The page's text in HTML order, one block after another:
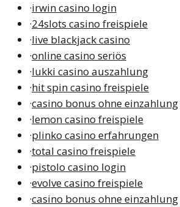
·irwin casino login
·24slots casino freispiele
·live blackjack casino
·online casino seriös
·lukki casino auszahlung
·hit spin casino freispiele
·casino bonus ohne einzahlung
·lemon casino freispiele
·plinko casino erfahrungen
·total casino freispiele
·pistolo casino login
·evolve casino freispiele
·casino bonus ohne einzahlung